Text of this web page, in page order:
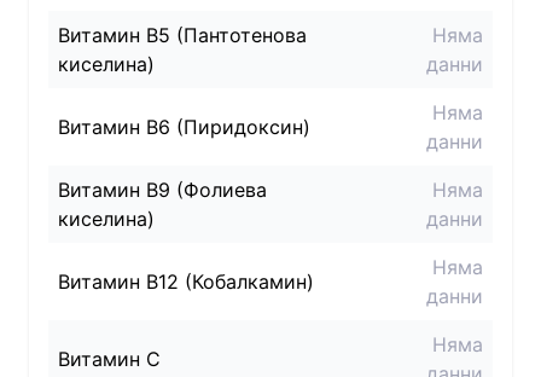
Витамин B5 (Пантотенова
киселина)
Няма
данни
Витамин B6 (Пиридоксин)
Няма
данни
Витамин B9 (Фолиева
киселина)
Няма
данни
Витамин B12 (Кобалкамин)
Няма
данни
Витамин C
Няма